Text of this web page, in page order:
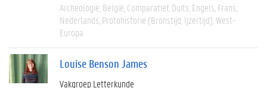
Archeologie België Comparatief Duits Engels Frans
Nederlands Protohistorie (bronstijd, Ijzertijd) West-
Europa
Louise Benson James
Vakgroep Letterkunde